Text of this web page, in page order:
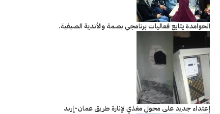
الحوامدة يتابع فعاليات برنامجي بصمة والأندية الصيفية.
إعتداء جديد على محول مغذي لإنارة طريق عمان-إربد